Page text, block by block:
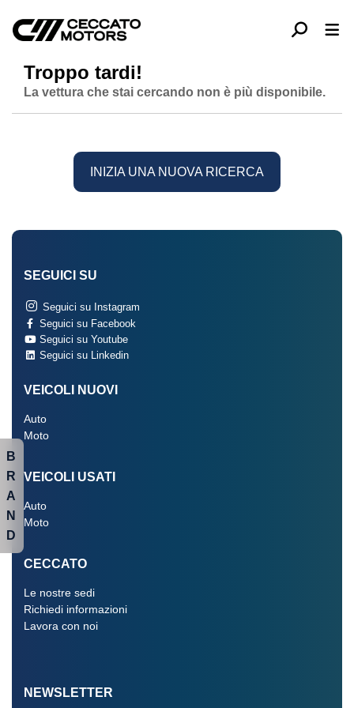
Troppo tardi!
La vettura che stai cercando non è più disponibile.
INIZIA UNA NUOVA RICERCA
SEGUICI SU
Seguici su Instagram
Seguici su Facebook
Seguici su Youtube
Seguici su Linkedin
VEICOLI NUOVI
Auto
Moto
VEICOLI USATI
Auto
Moto
CECCATO
Le nostre sedi
Richiedi informazioni
Lavora con noi
NEWSLETTER
B
R
A
N
D